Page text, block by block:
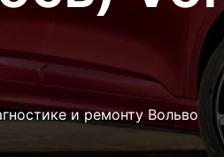
и ремонту Вольво